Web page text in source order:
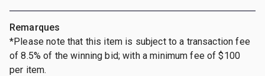
Remarques
*Please note that this item is subject to a transaction fee
of 8.5% of the winning bid; with a minimum fee of $100
per item.